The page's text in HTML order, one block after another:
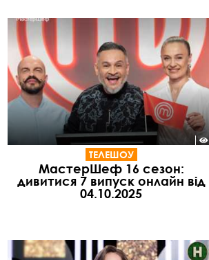
ТЕЛЕШОУ
МастерШеф 16 сезон:
дивитися 7 випуск онлайн від
04.10.2025